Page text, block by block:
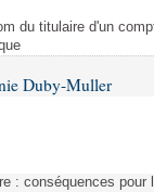
du titulaire d'un
Duby-Muller
: conséquences